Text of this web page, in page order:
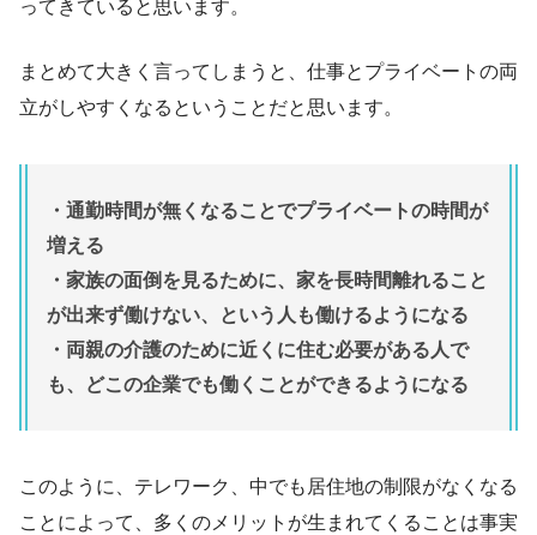
ってきていると思います。
まとめて大きく言ってしまうと、仕事とプライベートの両
立がしやすくなるということだと思います。
・通勤時間が無くなることでプライベートの時間が
増える
・家族の面倒を見るために、家を長時間離れること
が出来ず働けない、という人も働けるようになる
・両親の介護のために近くに住む必要がある人で
も、どこの企業でも働くことができるようになる
このように、テレワーク、中でも居住地の制限がなくなる
ことによって、多くのメリットが生まれてくることは事実